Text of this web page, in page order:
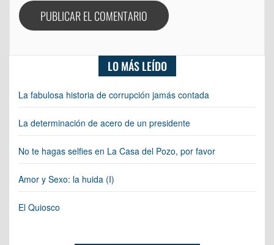
LO MÁS LEÍDO
La fabulosa historia de corrupción jamás contada
La determinación de acero de un presidente
No te hagas selfies en La Casa del Pozo, por favor
Amor y Sexo: la huida (I)
El Quiosco